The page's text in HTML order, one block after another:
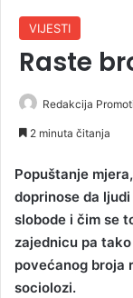
VIJESTI
Raste
Redakcija
2 minuta čitanja
Popuštanje
doprinose da
slobode i čim se
zajednicu pa
povećanog broja
sociolozi.